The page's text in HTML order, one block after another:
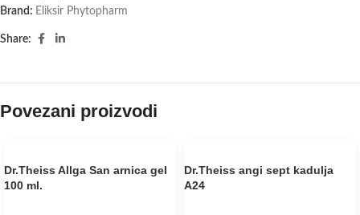
Brand: Eliksir Phytopharm
Share:
Povezani proizvodi
Dr.Theiss Allga San arnica gel
100 ml.
Dr.Theiss angi sept kadulja
A24